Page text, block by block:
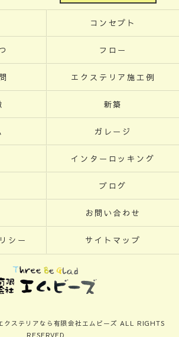
コンセプト
フロー
エクステリア施工例
新築
ガレージ
インターロッキング
ブログ
お問い合わせ
シー サイトマップ
クステリアなら有限会社エムビーズ ALL RIGHTS
RESERVED.